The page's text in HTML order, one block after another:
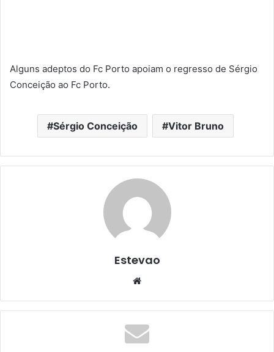
Alguns adeptos do Fc Porto apoiam o regresso de Sérgio
Conceição ao Fc Porto.
Sérgio Conceição Vitor Bruno
Estevao
Website